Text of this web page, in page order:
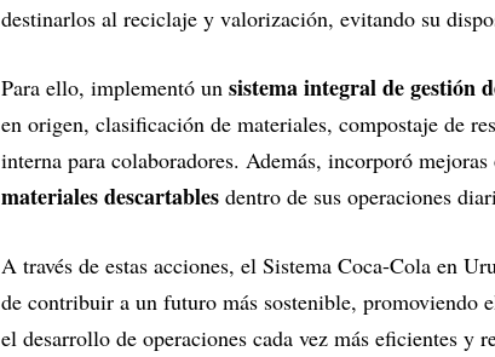
destinarlos al reciclaje y valorización, evitando su
Para ello, implementó un sistema integral de gestión
en origen, clasificación de materiales, compostaje de
interna para colaboradores. Además, incorporó
materiales descartables dentro de sus operaciones
A través de estas acciones, el Sistema Coca-Cola en
de contribuir a un futuro más sostenible, promoviendo
el desarrollo de operaciones cada vez más eficientes y